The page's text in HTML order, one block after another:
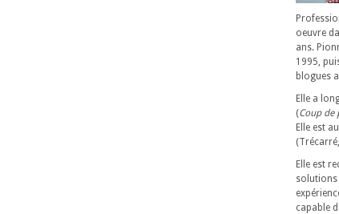
oeuvre
ans.
1995,
blogues
Elle a
(Coup de
Elle est
Elle est
solutions
capable